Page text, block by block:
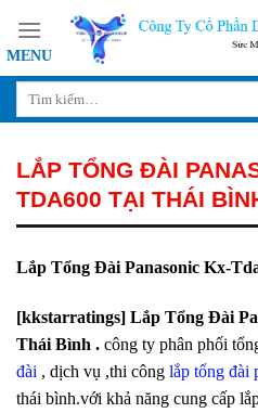
content
LẮP TỔNG ĐÀI
TDA600 TẠI THÁI
Lắp Tổng Đài Panasonic Kx-
[kkstarratings] Lắp Tổng Đài
Thái Bình . công ty phân phối
đài , dịch vụ ,thi công lắp tổng đài
thái bình.với khả năng cung cấp